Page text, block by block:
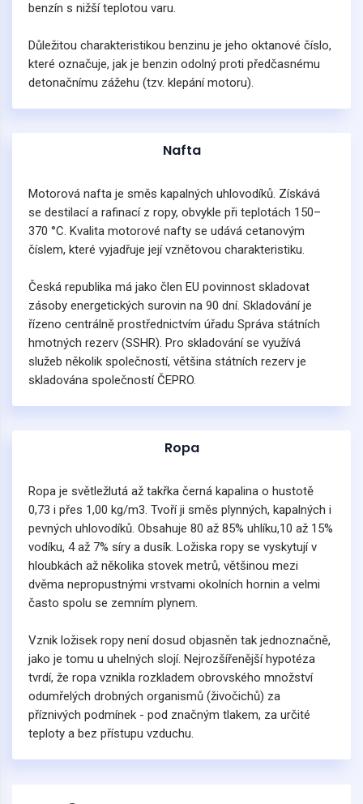
benzín s nižší teplotou varu.
Důležitou charakteristikou benzinu je jeho oktanové číslo,
které označuje, jak je benzin odolný proti předčasnému
detonačnímu zážehu (tzv. klepání motoru).
Nafta
Motorová nafta je směs kapalných uhlovodíků. Získává
se destilací a rafinací z ropy, obvykle při teplotách 150–
370 °C. Kvalita motorové nafty se udává cetanovým
číslem, které vyjadřuje její vznětovou charakteristiku.
Česká republika má jako člen EU povinnost skladovat
zásoby energetických surovin na 90 dní. Skladování je
řízeno centrálně prostřednictvím úřadu Správa státních
hmotných rezerv (SSHR). Pro skladování se využívá
služeb několik společností, většina státních rezerv je
skladována společností ČEPRO.
Ropa
Ropa je světležlutá až takřka černá kapalina o hustotě
0,73 i přes 1,00 kg/m3. Tvoří ji směs plynných, kapalných i
pevných uhlovodíků. Obsahuje 80 až 85% uhlíku,10 až 15%
vodíku, 4 až 7% síry a dusík. Ložiska ropy se vyskytují v
hloubkách až několika stovek metrů, většinou mezi
dvěma nepropustnými vrstvami okolních hornin a velmi
často spolu se zemním plynem.
Vznik ložisek ropy není dosud objasněn tak jednoznačně,
jako je tomu u uhelných slojí. Nejrozšířenější hypotéza
tvrdí, že ropa vznikla rozkladem obrovského množství
odumřelých drobných organismů (živočichů) za
příznivých podmínek - pod značným tlakem, za určité
teploty a bez přístupu vzduchu.